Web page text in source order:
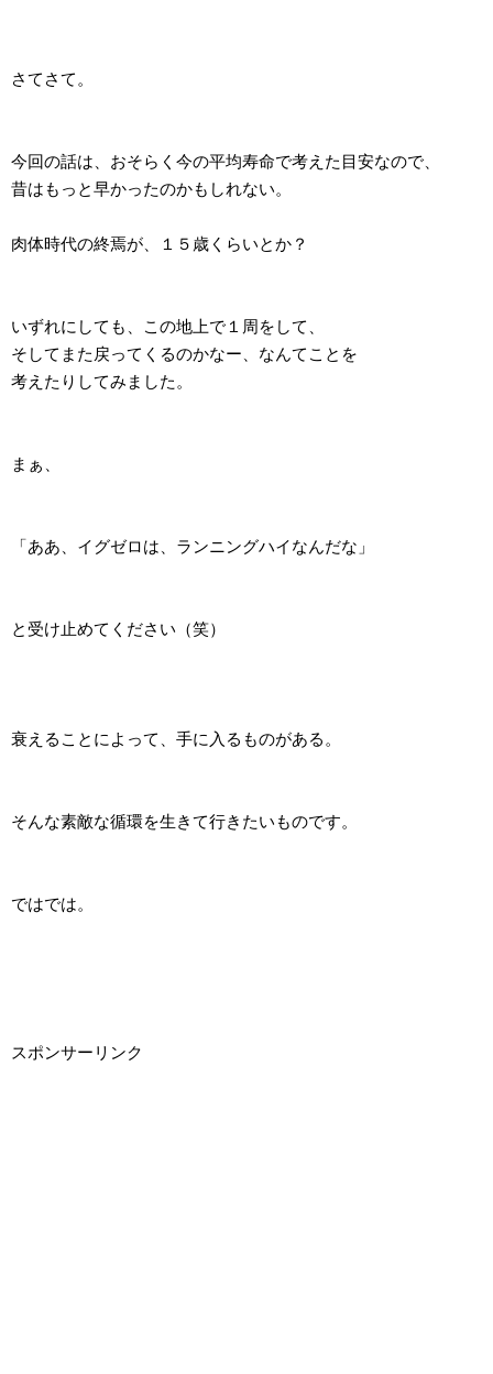
さてさて。
今回の話は、おそらく今の平均寿命で考えた目安なので、
昔はもっと早かったのかもしれない。
肉体時代の終焉が、１５歳くらいとか？
いずれにしても、この地上で１周をして、
そしてまた戻ってくるのかなー、なんてことを
考えたりしてみました。
まぁ、
「ああ、イグゼロは、ランニングハイなんだな」
と受け止めてください（笑）
衰えることによって、手に入るものがある。
そんな素敵な循環を生きて行きたいものです。
ではでは。
スポンサーリンク